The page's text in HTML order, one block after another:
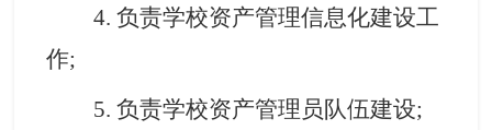
4. 负责学校资产管理信息化建设工
作;
5. 负责学校资产管理员队伍建设;